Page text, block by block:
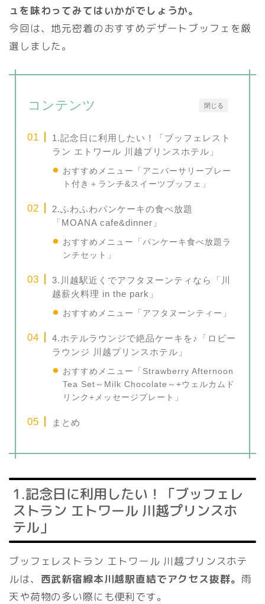
ュを味わってみてはいかがでしょうか。
今回は、地元密着のおすすめデザートブッフェを厳
選しました。
閉じる
コンテンツ
1.記念日に利用したい！「ブッフェレスト
ラン エトワール 川越プリンスホテル」
おすすめメニュー「アニバーサリープレー
ト付き＋ランチ&スイーツブッフェ」
2.ふわふわパンケーキの食べ放題
「MOANA cafe&dinner」
おすすめメニュー「パンケーキ食べ放題ラ
ンチセット」
3.川越駅近くでアフタヌーンティなら「川
越薪火料理 in the park」
おすすめメニュー「アフタヌーンティー」
4.ホテルラウンジで絶品ケーキを♪「ロビー
ラウンジ 川越プリンスホテル」
おすすめメニュー「Strawberry Afternoon
Tea Set～Milk Chocolate～+ウェルカムド
リンク+メッセージプレート」
まとめ
1.記念日に利用したい！「ブッフェレ
ストラン エトワール 川越プリンスホ
テル」
ブッフェレストラン エトワール 川越プリンスホテ
ルは、 西武新宿線本川越駅直結でアクセス抜群。 雨
天や荷物の多い際にも便利です。